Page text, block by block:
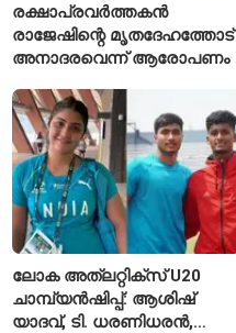
രക്ഷാപ്രവർത്തകൻ
രാജേഷിന്റെ മൃതദേഹത്തോട്
അനാദരവെന്ന് ആരോപണം
ലോക അത്‌ലറ്റിക്സ് U20
ചാമ്പ്യൻഷിപ്പ്: ആശിഷ്
യാദവ്, ടി. ധരണിധരൻ,